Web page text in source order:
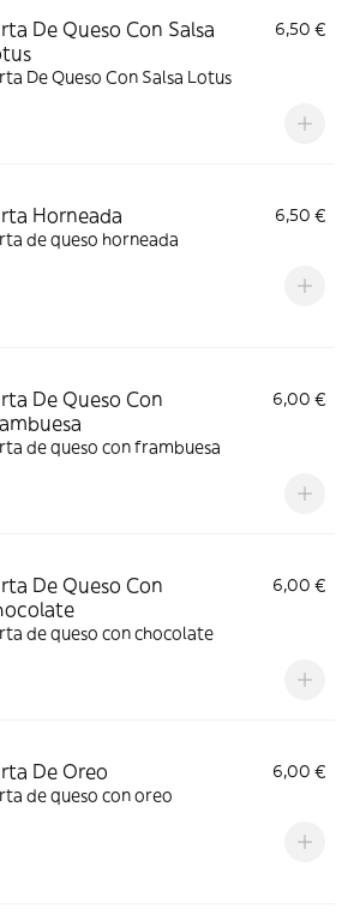
De Queso Con Salsa
6,50 €
De Queso Con Salsa Lotus
Horneada
6,50 €
de queso horneada
De Queso Con
6,00 €
de queso con frambuesa
De Queso Con
6,00 €
de queso con chocolate
De Oreo
6,00 €
de queso con oreo